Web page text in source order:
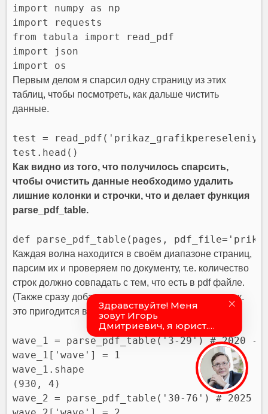
import numpy as np
import requests
from tabula import read_pdf
import json
import os
Первым делом я спарсил одну страницу из этих
таблиц, чтобы посмотреть, как дальше чистить
данные.
test =
test.head()
Как видно из того, что получилось спарсить,
чтобы очистить данные необходимо удалить
лишние колонки и строчки, что и делает функция
parse_pdf_table.
def parse_pdf_table(pages,
Каждая волна находится в своём диапазоне страниц,
парсим их и проверяем по документу, т.е. количество
строк должно совпадать с тем, что есть в pdf файле.
(Также сразу добавляем к данным номер волны, т.к.
это пригодится в будущем)
wave_1 = parse_pdf_table('3-29') # 2020 -
wave_1['wave'] = 1
wave_1.shape
(930, 4)
wave_2 = parse_pdf_table('30-76') # 2025 -